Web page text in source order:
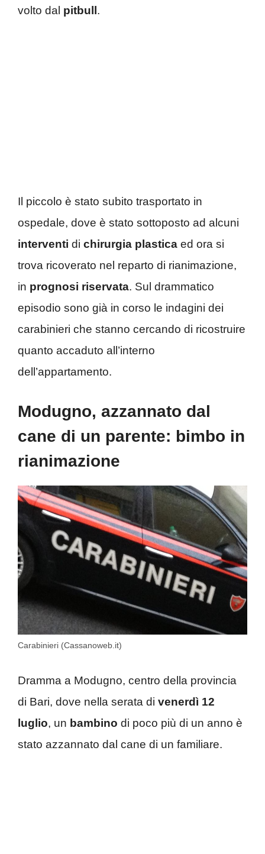
volto dal pitbull .
Il piccolo è stato subito trasportato in
ospedale, dove è stato sottoposto ad alcuni
interventi di chirurgia plastica ed ora si
trova ricoverato nel reparto di rianimazione,
in prognosi riservata. Sul drammatico
episodio sono già in corso le indagini dei
carabinieri che stanno cercando di ricostruire
quanto accaduto all’interno
dell’appartamento.
Modugno, azzannato dal
cane di un parente: bimbo in
rianimazione
Carabinieri (Cassanoweb.it)
Dramma a Modugno, centro della provincia
di Bari, dove nella serata di venerdì 12
luglio, un bambino di poco più di un anno è
stato azzannato dal cane di un familiare.